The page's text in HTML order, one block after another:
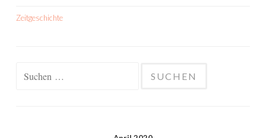
Zeitgeschichte